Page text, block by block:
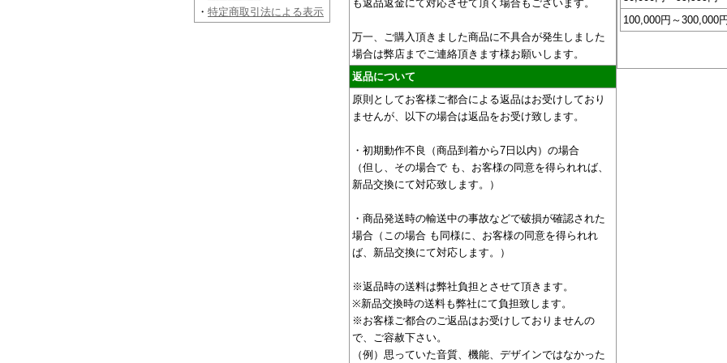
・ 特定商取引法による表示
も返品返金にて対応させて頂く場合もございます。
万一、ご購入頂きました商品に不具合が発生しました
場合は弊店までご連絡頂きます様お願いします。
返品について
原則としてお客様ご都合による返品はお受けしており
ませんが、以下の場合は返品をお受け致します。
・初期動作不良（商品到着から7日以内）の場合
（但し、その場合で も、お客様の同意を得られれば、
新品交換にて対応致します。）
・商品発送時の輸送中の事故などで破損が確認された
場合（この場合 も同様に、お客様の同意を得られれ
ば、新品交換にて対応します。）
※返品時の送料は弊社負担とさせて頂きます。
※新品交換時の送料も弊社にて負担致します。
※お客様ご都合のご返品はお受けしておりませんの
で、ご容赦下さい。
（例）思っていた音質、機能、デザインではなかった
100,000円～300,000円